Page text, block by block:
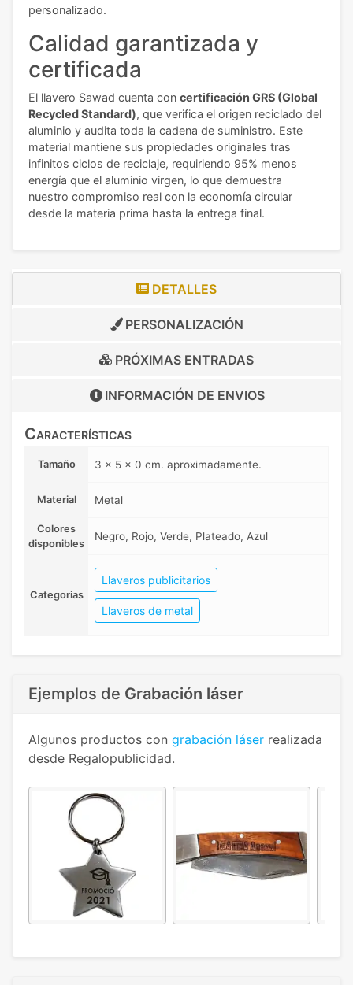
personalizado.
Calidad garantizada y
certificada
El llavero Sawad cuenta con certificación GRS (Global
Recycled Standard), que verifica el origen reciclado del
aluminio y audita toda la cadena de suministro. Este
material mantiene sus propiedades originales tras
infinitos ciclos de reciclaje, requiriendo 95% menos
energía que el aluminio virgen, lo que demuestra
nuestro compromiso real con la economía circular
desde la materia prima hasta la entrega final.
DETALLES
PERSONALIZACIÓN
PRÓXIMAS ENTRADAS
INFORMACIÓN DE ENVIOS
Características
Tamaño 3 x 5 x 0 cm. aproximadamente.
Material Metal
Colores
disponibles
Negro, Rojo, Verde, Plateado, Azul
Categorias
Llaveros publicitarios
Llaveros de metal
Ejemplos de Grabación láser
Algunos productos con grabación láser realizada
desde Regalopublicidad.